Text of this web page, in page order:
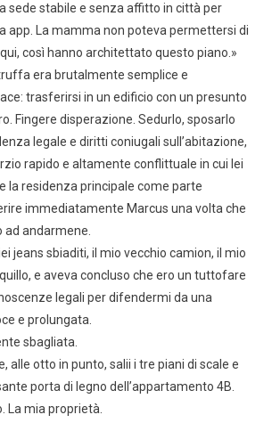
sede stabile e senza affitto in città per
app. La mamma non poteva permettersi di
così hanno architettato questo piano.»
era brutalmente semplice e
trasferirsi in un edificio con un presunto
Fingere disperazione. Sedurlo, sposarlo
legale e diritti coniugali sull’abitazione,
rapido e altamente conflittuale in cui lei
la residenza principale come parte
immediatamente Marcus una volta che
andarmene.
jeans sbiaditi, il mio vecchio camion, il mio
e aveva concluso che ero un tuttofare
legali per difendermi da una
e prolungata.
sbagliata.
alle otto in punto, salii i tre piani di scale e
porta di legno dell’appartamento 4B.
La mia proprietà.